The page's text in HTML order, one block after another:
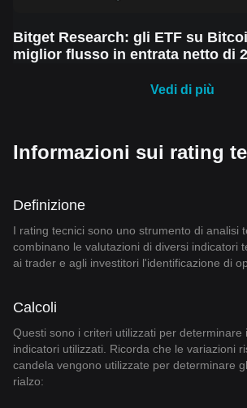
Bitget Research: gli ETF su
miglior flusso in entrata netto di
termine, ma rimane la paura di un
Vedi di più
Informazioni sui rating
Definizione
I rating tecnici sono uno strumento di analisi
combinano le valutazioni di diversi indicatori
ai trader e agli investitori l'identificazione di
Calcoli
Questi sono i criteri utilizzati per determinare
indicatori utilizzati. Ricorda che le variazioni
candela vengono utilizzate per determinare
rialzo: